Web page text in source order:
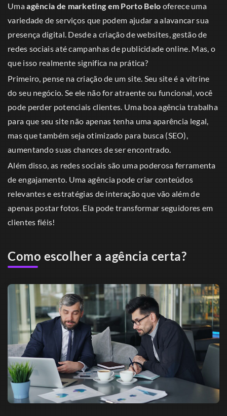
Umaagência de marketing em Porto Belo oferece uma
variedade de serviços que podem ajudar a alavancar sua
presença digital. Desde a criação de websites, gestão de
redes sociais até campanhas de publicidade online. Mas, o
que isso realmente significa na prática?
Primeiro, pense na criação de um site. Seu site é a vitrine
do seu negócio. Se ele não for atraente ou funcional, você
pode perder potenciais clientes. Uma boa agência trabalha
para que seu site não apenas tenha uma aparência legal,
mas que também seja otimizado para busca (SEO),
aumentando suas chances de ser encontrado.
Além disso, as redes sociais são uma poderosa ferramenta
de engajamento. Uma agência pode criar conteúdos
relevantes e estratégias de interação que vão além de
apenas postar fotos. Ela pode transformar seguidores em
clientes fiéis!
Como escolher a agência certa?